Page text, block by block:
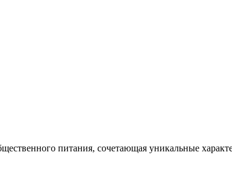
питания, сочетающая уникальные